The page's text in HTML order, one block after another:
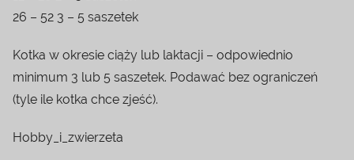
26 – 52 3 – 5 saszetek
Kotka w okresie ciąży lub laktacji – odpowiednio
minimum 3 lub 5 saszetek. Podawać bez ograniczeń
(tyle ile kotka chce zjeść).
Hobby_i_zwierzeta